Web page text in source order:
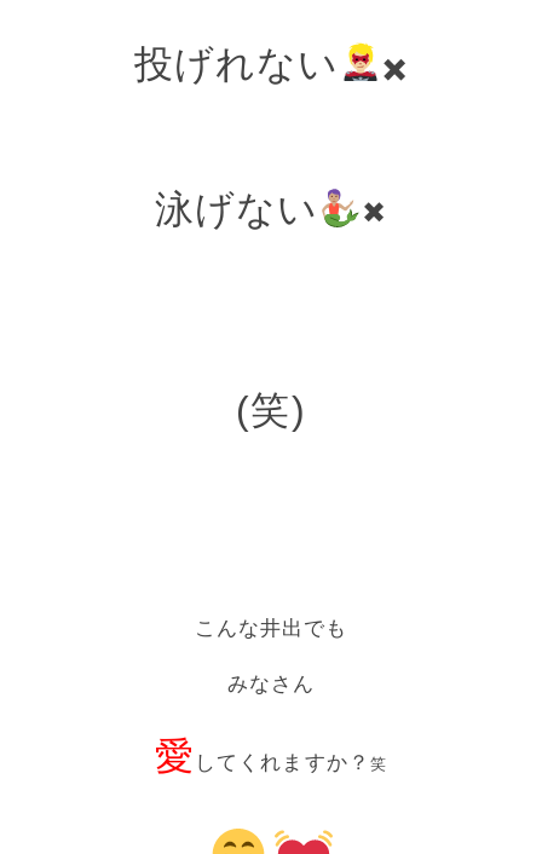
投げれない ✖
泳げない ✖
(笑)
こんな井出でも
みなさん
愛 してくれますか？ 笑